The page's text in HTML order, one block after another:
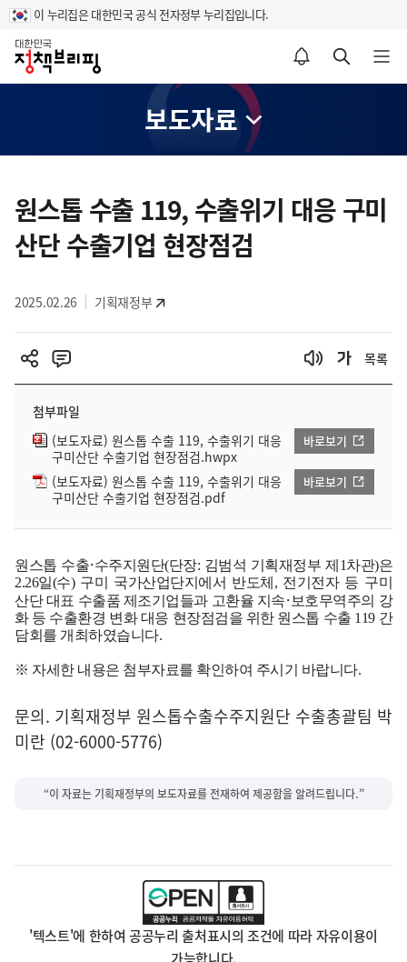
이 누리집은 대한민국 공식 전자정부 누리집입니다.
홈
알림설정 바로가기 검색 바로가기 메뉴 열기
보도자료
텐
츠
영
원스톱 수출 119, 수출위기 대응 구미
산단 수출기업 현장점검
2025.02.26 기획재정부
목록
첨부파일
(보도자료) 원스톱 수출 119, 수출위기 대응
구미산단 수출기업 현장점검.hwpx
바로보기
(보도자료) 원스톱 수출 119, 수출위기 대응
구미산단 수출기업 현장점검.pdf
바로보기
원스톱 수출·수주지원단(단장: 김범석 기획재정부 제1차관)은
2.26일(수) 구미 국가산업단지에서 반도체, 전기전자 등 구미
산단 대표 수출품 제조기업들과 고환율 지속·보호무역주의 강
화 등 수출환경 변화대응 현장점검을 위한 원스톱 수출 119 간
담회를 개최하였습니다.
※ 자세한 내용은 첨부자료를 확인하여 주시기 바랍니다.
문의. 기획재정부 원스톱수출수주지원단 수출총괄팀 박
미란 (02-6000-5776)
“이 자료는 기획재정부의 보도자료를 전재하여 제공함을 알려드립니다.”
'텍스트'에 한하여 공공누리 출처표시의 조건에 따라 자유이용이